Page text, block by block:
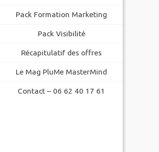
Pack Formation Marketing
Pack Visibilité
Récapitulatif des offres
Le Mag PluMe MasterMind
Contact – 06 62 40 17 61